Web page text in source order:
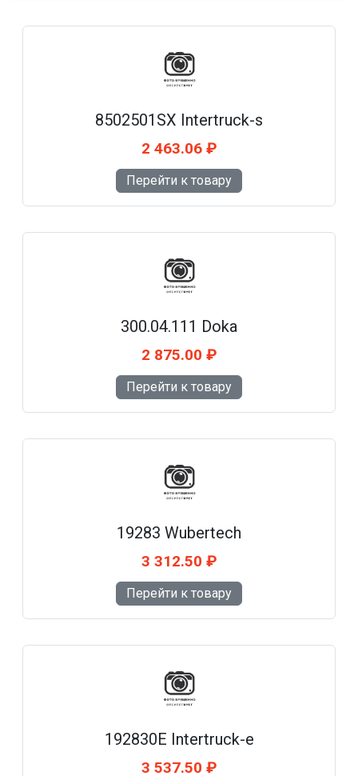
8502501SX Intertruck-s
2 463.06 ₽
Перейти к товару
300.04.111 Doka
2 875.00 ₽
Перейти к товару
19283 Wubertech
3 312.50 ₽
Перейти к товару
192830E Intertruck-e
3 537.50 ₽